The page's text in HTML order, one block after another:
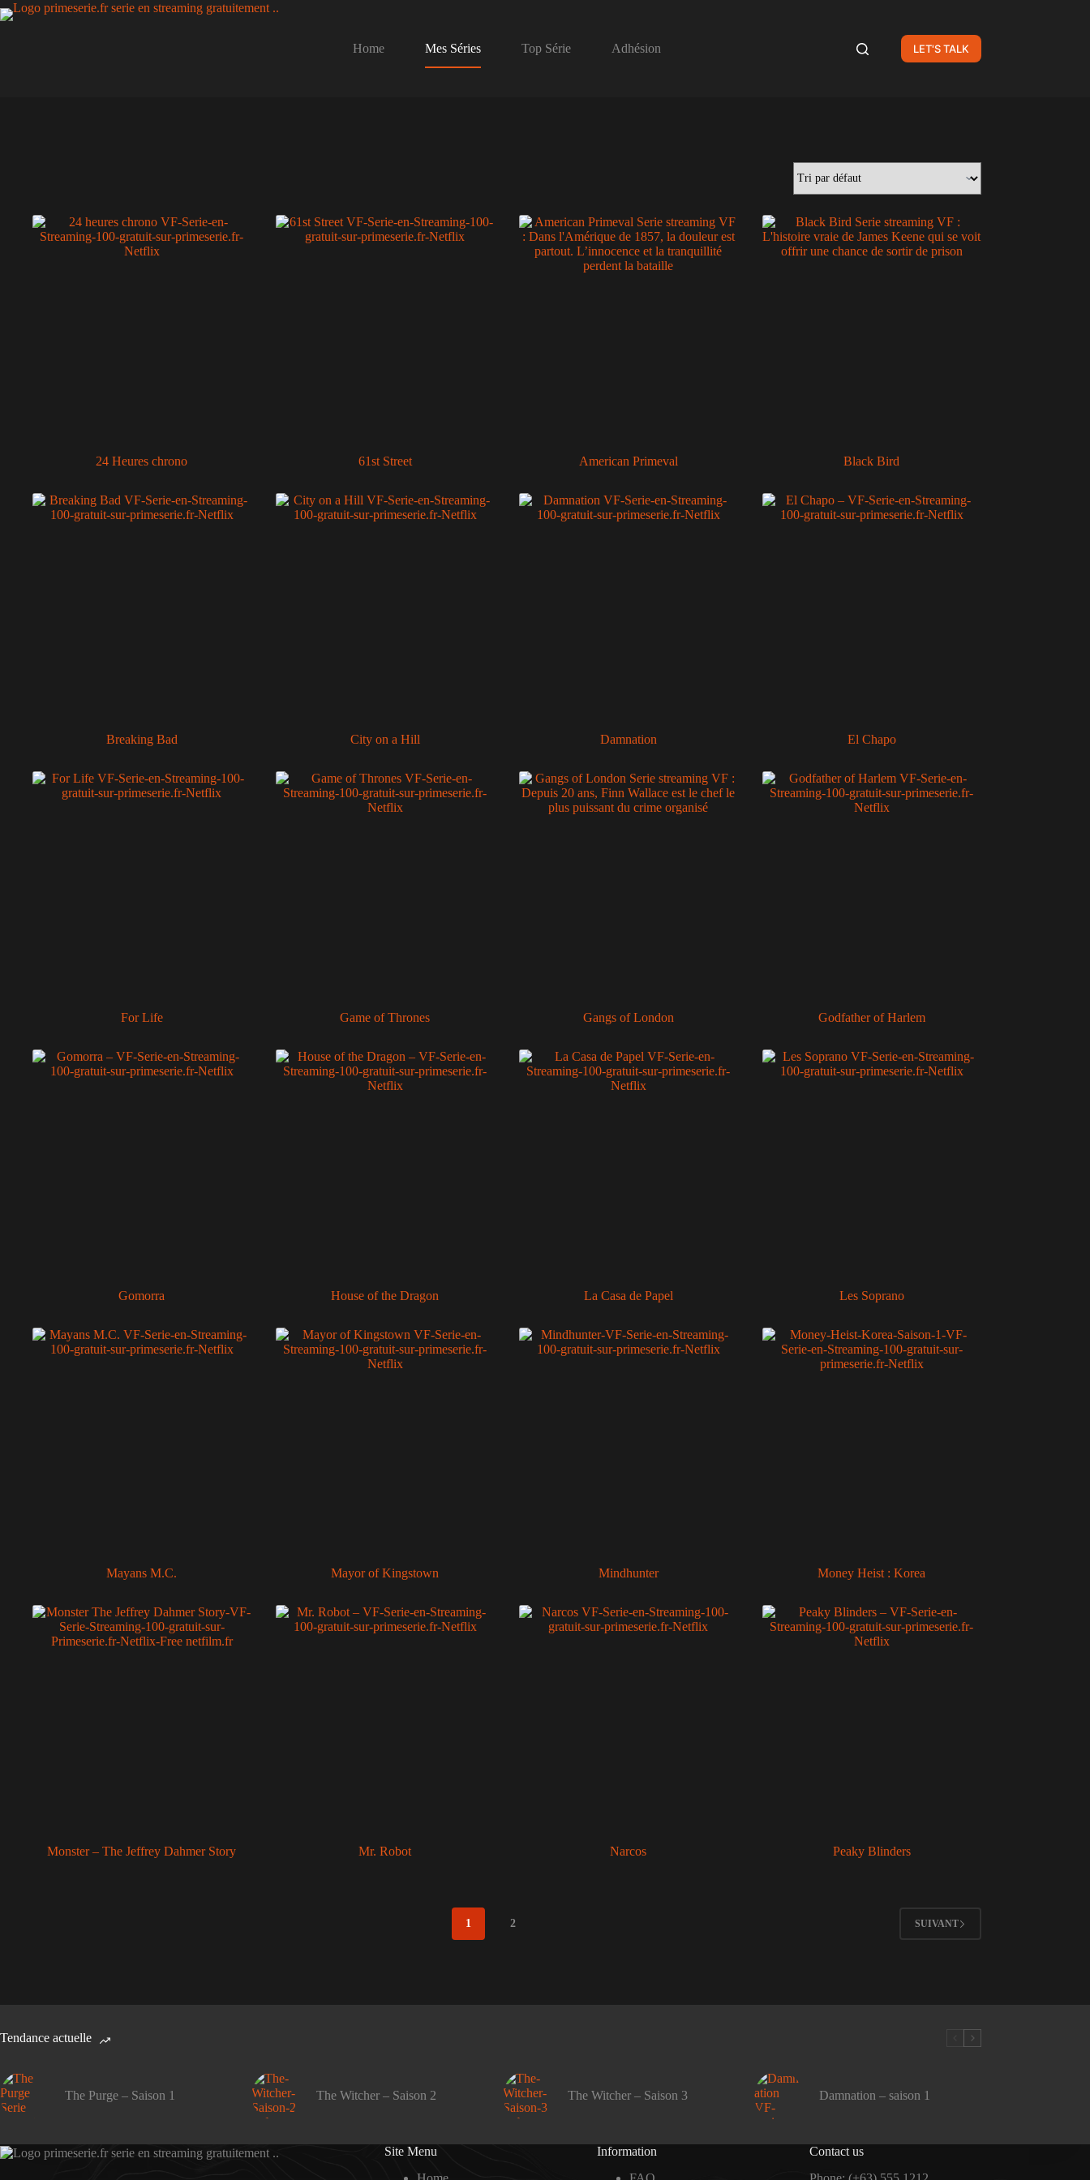
Passer
au
Home
Mes Séries Top Série Adhésion LET'S TALK
24 Heures chrono 61st Street American Primeval Black Bird
Breaking Bad City on a Hill Damnation El Chapo
For Life Game of Thrones Gangs of London Godfather of Harlem
Gomorra House of the Dragon La Casa de Papel Les Soprano
Mayans M.C. Mayor of Kingstown Mindhunter Money Heist : Korea
Monster – The Jeffrey Dahmer Story Mr. Robot Narcos Peaky Blinders
1 2 SUIVANT
Tendance actuelle
The Purge – Saison 1 The Witcher – Saison 2 The Witcher – Saison 3 Damnation – saison 1
Site Menu
Information
Contact us